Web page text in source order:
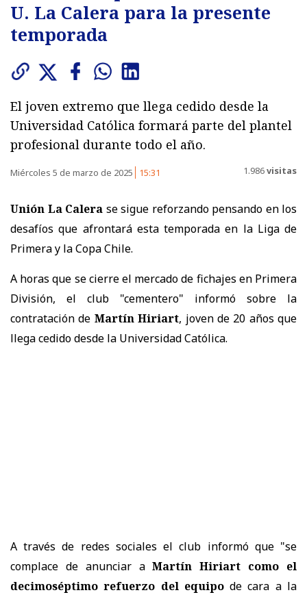
U. La Calera para la presente
temporada
El joven extremo que llega cedido desde la
Universidad Católica formará parte del plantel
profesional durante todo el año.
Miércoles 5 de marzo de 2025 15:31 1.986visitas
Unión La Calera se sigue reforzando pensando en los
desafíos que afrontará esta temporada en la Liga de
Primera y la Copa Chile.
A horas que se cierre el mercado de fichajes en Primera
División, el club "cementero" informó sobre la
contratación de Martín Hiriart, joven de 20 años que
llega cedido desde la Universidad Católica.
A través de redes sociales el club informó que "se
complace de anunciar aMartín Hiriart como el
decimoséptimo refuerzo del equipode cara a la